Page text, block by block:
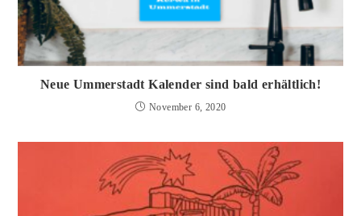
Neue Ummerstadt Kalender sind bald erhältlich!
November 6, 2020